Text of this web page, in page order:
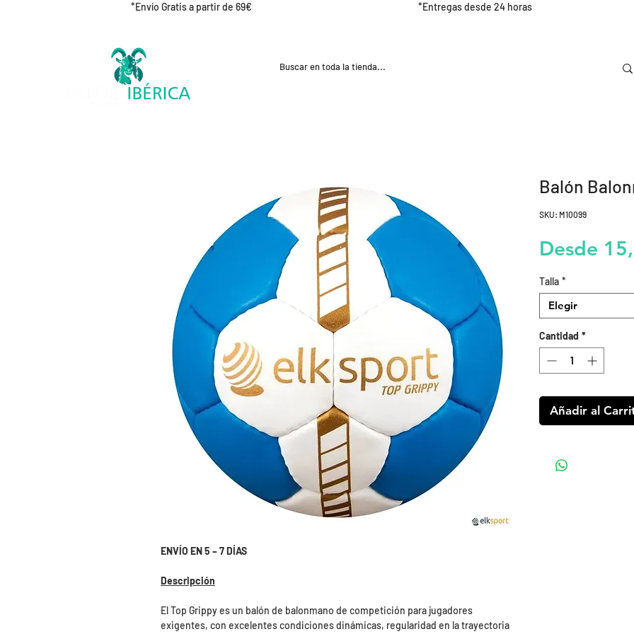
*Envío Gratis a partir de 69€ *Entregas desde 24 horas
ENVÍO EN 5 – 7 DÍAS
Descripción
El Top Grippy es un balón de balonmano de competición para jugadores
exigentes, con excelentes condiciones dinámicas, regularidad en la trayectoria
Balón
SKU: M10099
Desde
Talla *
Elegir
Cantidad *
Añadir al